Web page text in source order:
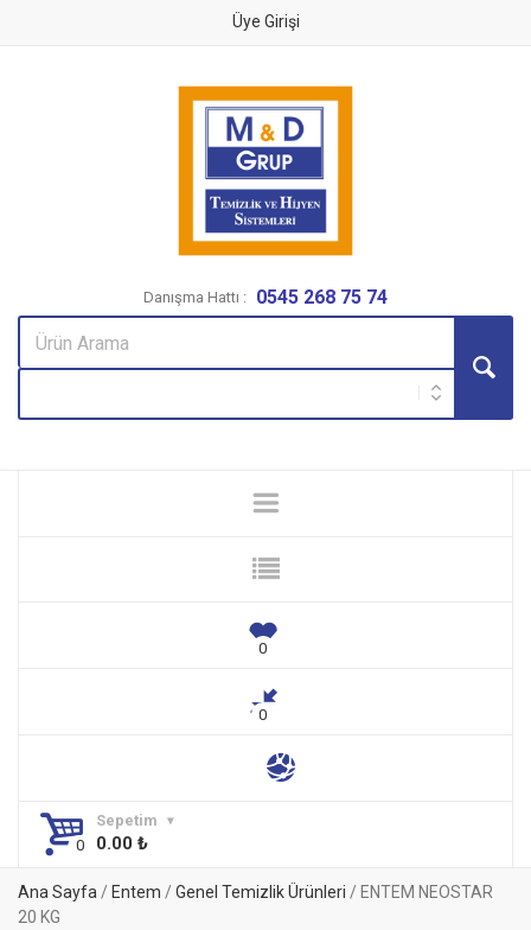
Üye Girişi
Danışma Hattı : 0545 268 75 74
Sepetim
0.00 ₺
Ana Sayfa/ Entem / Genel Temizlik Ürünleri / ENTEM NEOSTAR
20 KG